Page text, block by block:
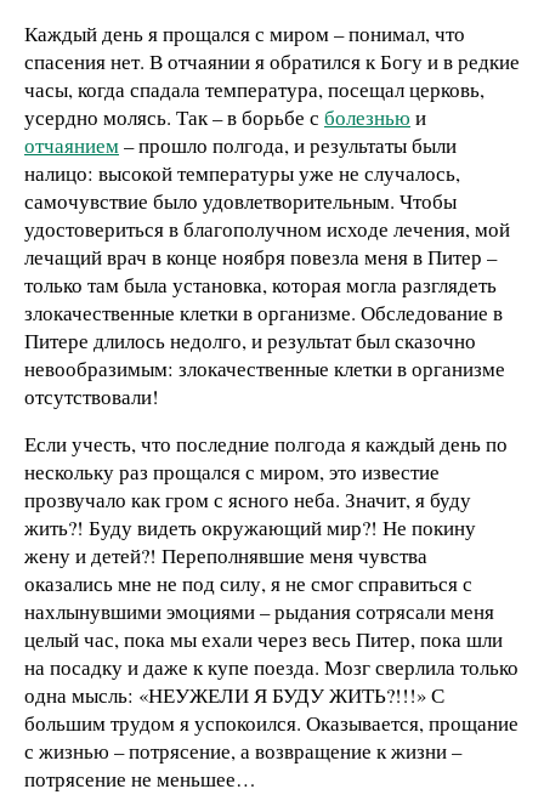
Каждый день я прощался с миром – понимал, что
спасения нет. В отчаянии я обратился к Богу и в редкие
часы, когда спадала температура, посещал церковь,
усердно молясь. Так – в борьбе с болезнью и
отчаянием– прошло полгода, и результаты были
налицо: высокой температуры уже не случалось,
самочувствие было удовлетворительным. Чтобы
удостовериться в благополучном исходе лечения, мой
лечащий врач в конце ноября повезла меня в Питер –
только там была установка, которая могла разглядеть
злокачественные клетки в организме. Обследование в
Питере длилось недолго, и результат был сказочно
невообразимым: злокачественные клетки в организме
отсутствовали!
Если учесть, что последние полгода я каждый день по
нескольку раз прощался с миром, это известие
прозвучало как гром с ясного неба. Значит, я буду
жить?! Буду видеть окружающий мир?! Не покину
жену и детей?! Переполнявшие меня чувства
оказались мне не под силу, я не смог справиться с
нахлынувшими эмоциями – рыдания сотрясали меня
целый час, пока мы ехали через весь Питер, пока шли
на посадку и даже к купе поезда. Мозг сверлила только
одна мысль: «НЕУЖЕЛИ Я БУДУ ЖИТЬ?!!!» С
большим трудом я успокоился. Оказывается, прощание
с жизнью – потрясение, а возвращение к жизни –
потрясение не меньшее…